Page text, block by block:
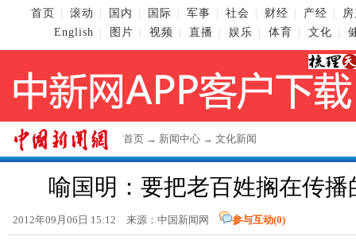
首页 滚动 国内 国际 军事 社会 财经 产经
English
图片 视频 直播 娱乐 体育 文化
首页 → 新闻中心 → 文化新闻
喻国明：要把老百姓搁在传播
2012年09月06日 15:12 来源： 中国新闻网 参与互动(0)